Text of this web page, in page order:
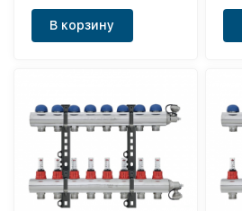
В корзину